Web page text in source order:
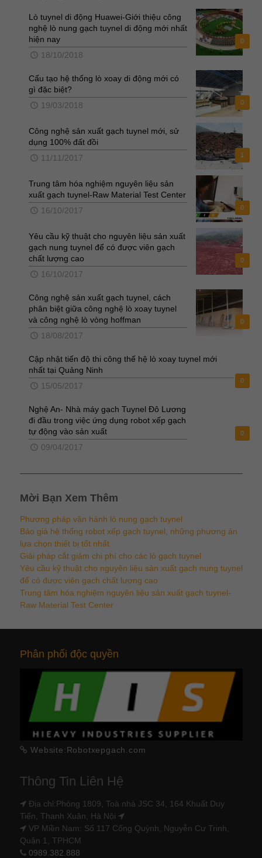
0
Lò tuynel di động Huawei-Giới thiệu công
nghệ lò nung gạch tuynel di động mới nhất
hiện nay
18/10/2018
0
Cấu tạo hệ thống lò xoay di động mới có
gì đặc biệt?
19/03/2018
1
Công nghệ sản xuất gạch tuynel mới, sử
dụng 100% đất đồi
11/11/2017
0
Trung tâm hóa nghiệm nguyên liệu sản
xuất gạch tuynel-Raw Material Test Center
16/10/2017
0
Yêu cầu kỹ thuật cho nguyên liệu sản xuất
gạch nung tuynel để có được viên gạch
chất lượng cao
16/10/2017
0
Công nghệ sản xuất gạch tuynel, cách
phân biệt giữa công nghệ lò xoay tuynel
và công nghệ lò vòng hoffman
18/08/2017
0
Cập nhật tiến độ thi công thế hệ lò xoay tuynel mới
nhất tại Quảng Ninh
15/05/2017
0
Nghệ An- Nhà máy gạch Tuynel Đô Lương
đi đầu trong việc ứng dụng robot xếp gạch
tự động vào sản xuất
09/04/2017
Mời Bạn Xem Thêm
Phương pháp vận hành lò nung gạch tuynel
Báo giá hệ thống robot xếp gạch tuynel, những phương án
lựa chọn thiết bị tốt nhất
Giải pháp cắt giảm chi phí cho các lò gạch tuynel
Yêu cầu kỹ thuật cho nguyên liệu sản xuất gạch nung tuynel
để có được viên gạch chất lượng cao
Trung tâm hóa nghiệm nguyên liệu sản xuất gạch tuynel-
Raw Material Test Center
Phân phối độc quyền
Website:Robotxepgach.com
Thông Tin Liên Hệ
Địa chỉ:Phòng 1809, Toà nhà JSC 34, 164 Khuất Duy
Tiến, Thanh Xuân, Hà Nội
VP Miền Nam: Số 117 Cống Quỳnh, Nguyễn Cư Trinh,
Quận 1, TPHCM
0989.382.888